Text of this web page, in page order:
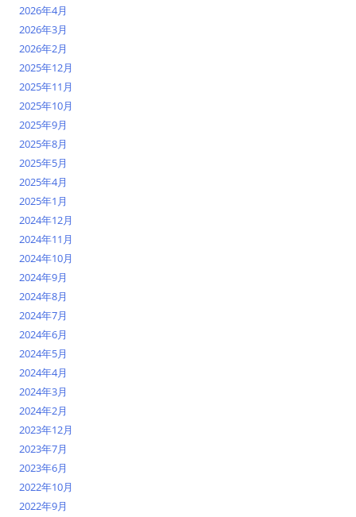
2026年4月
2026年3月
2026年2月
2025年12月
2025年11月
2025年10月
2025年9月
2025年8月
2025年5月
2025年4月
2025年1月
2024年12月
2024年11月
2024年10月
2024年9月
2024年8月
2024年7月
2024年6月
2024年5月
2024年4月
2024年3月
2024年2月
2023年12月
2023年7月
2023年6月
2022年10月
2022年9月